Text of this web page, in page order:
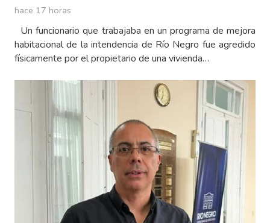
hace 17 horas
Un funcionario que trabajaba en un programa de mejora
habitacional de la intendencia de Río Negro fue agredido
físicamente por el propietario de una vivienda…